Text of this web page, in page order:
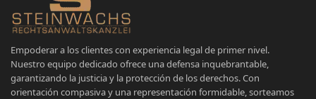
Empoderar a los clientes con experiencia legal de primer nivel.
Nuestro equipo dedicado ofrece una defensa inquebrantable,
garantizando la justicia y la protección de los derechos. Con
orientación compasiva y una representación formidable, sorteamos